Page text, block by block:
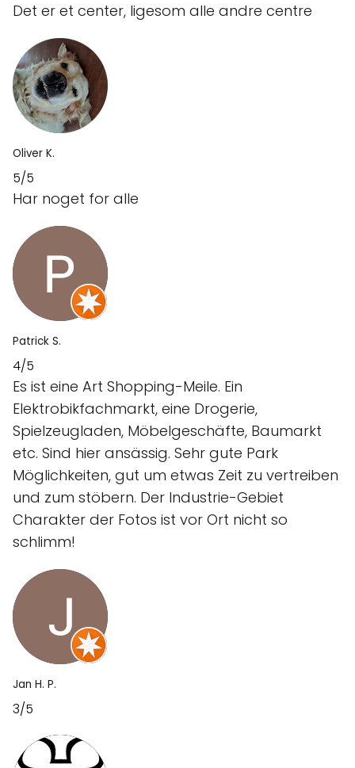
Det er et center, ligesom alle andre centre
Oliver K.
5/5
Har noget for alle
Patrick S.
4/5
Es ist eine Art Shopping-Meile. Ein
Elektrobikfachmarkt, eine Drogerie,
Spielzeugladen, Möbelgeschäfte, Baumarkt
etc. Sind hier ansässig. Sehr gute Park
Möglichkeiten, gut um etwas Zeit zu vertreiben
und zum stöbern. Der Industrie-Gebiet
Charakter der Fotos ist vor Ort nicht so
schlimm!
Jan H. P.
3/5